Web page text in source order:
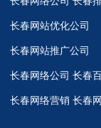
长春网站优化公司
长春网站推广公司
长春网络公司 长春
长春网络营销 长春